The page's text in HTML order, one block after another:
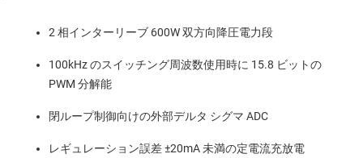
2 相インターリーブ 600W 双方向降圧電力段
100kHz のスイッチング周波数使用時に 15.8 ビットの
PWM 分解能
閉ループ制御向けの外部デルタ シグマ ADC
レギュレーション誤差 ±20mA 未満の定電流充放電